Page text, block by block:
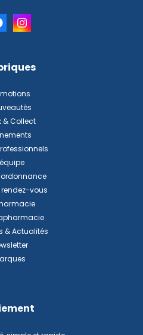
& Collect
rendez-vous
& Actualités